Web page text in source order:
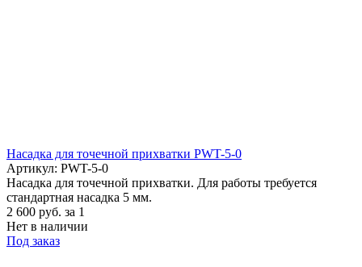
Насадка для точечной прихватки PWT-5-0
Артикул: PWT-5-0
Насадка для точечной прихватки. Для работы требуется
стандартная насадка 5 мм.
2 600 руб. за 1
Нет в наличии
Под заказ